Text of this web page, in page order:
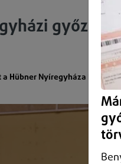
Hübner Nyíregyháza BS a